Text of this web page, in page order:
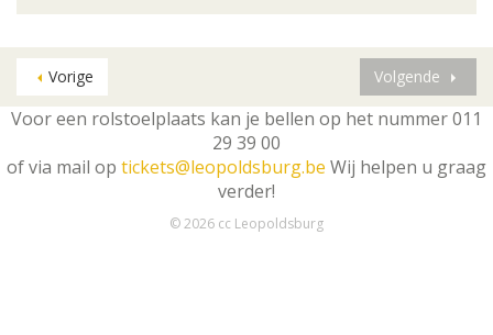
Vorige Volgende
Voor een rolstoelplaats kan je bellen op het nummer 011
29 39 00
of via mail op tickets@leopoldsburg.be Wij helpen u graag
verder!
© 2026 cc Leopoldsburg